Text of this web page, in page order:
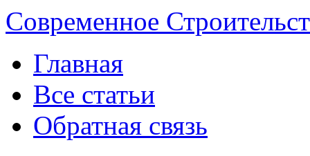
Современное
Главная
Все статьи
Обратная связь